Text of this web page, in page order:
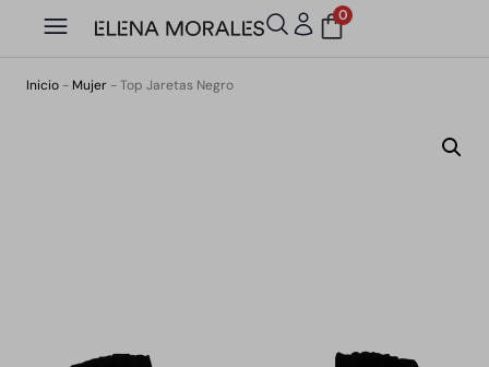
0
Inicio - Mujer -Top Jaretas Negro